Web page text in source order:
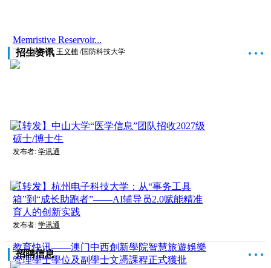
Memristive Reservoir...
论文 发布者: 王义楠/国防科技大学
招生资讯 ● ● ●
【转发】中山大学“医学信息”团队招收2027级
硕士/博士生
发布者: 学讯通
【转发】杭州电子科技大学：从“事务工具
箱”到“成长助跑者”——AI辅导员2.0赋能精准
育人的创新实践
发布者: 学讯通
教育快讯——澳门中西創新學院智慧旅遊娛樂
管理學士學位及副學士文憑課程正式獲批
招聘信息 ● ● ●